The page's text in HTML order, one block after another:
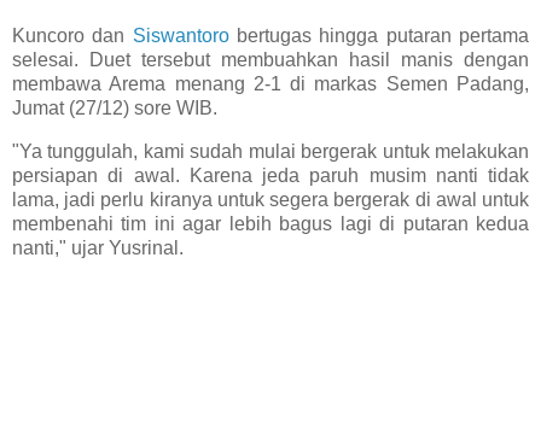
Kuncoro dan Siswantorobertugas hingga putaran pertama
selesai. Duet tersebut membuahkan hasil manis dengan
membawa Arema menang 2-1 di markas Semen Padang,
Jumat (27/12) sore WIB.
"Ya tunggulah, kami sudah mulai bergerak untuk melakukan
persiapan di awal. Karena jeda paruh musim nanti tidak
lama, jadi perlu kiranya untuk segera bergerak di awal untuk
membenahi tim ini agar lebih bagus lagi di putaran kedua
nanti," ujar Yusrinal.